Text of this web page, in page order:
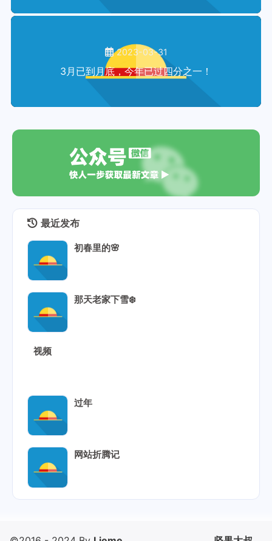
2023-03-31
3月已到月底，今年已过四分之一！
最近发布
初春里的🌸
那天老家下雪❄️
视频
过年
网站折腾记